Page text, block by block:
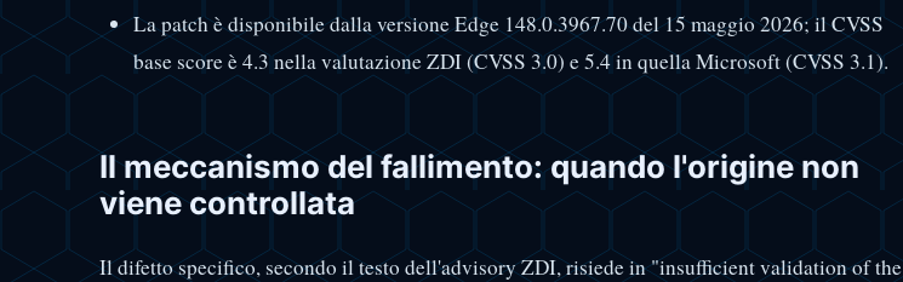
La patch è disponibile dalla versione Edge 148.0.3967.70 del 15 maggio 2026; il CVSS
base score è 4.3 nella valutazione ZDI (CVSS 3.0) e 5.4 in quella Microsoft (CVSS 3.1).
Il meccanismo del fallimento: quando l'origine non
viene controllata
Il difetto specifico, secondo il testo dell'advisory ZDI, risiede in "insufficient validation of the